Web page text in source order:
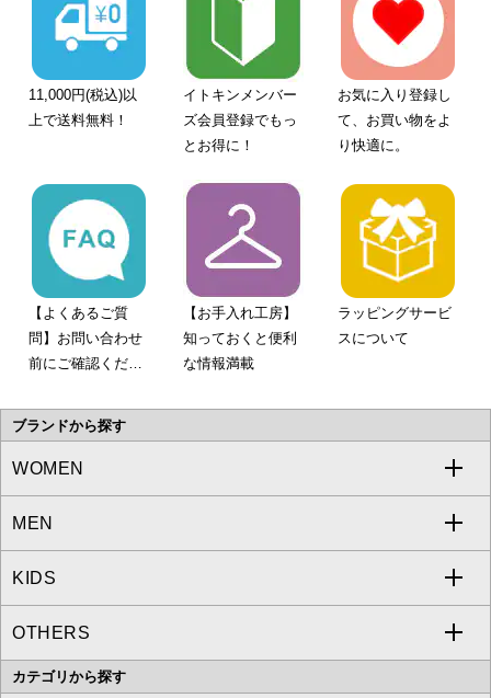
11,000円(税込)以
上で送料無料！
イトキンメンバー
ズ会員登録でもっ
とお得に！
お気に入り登録し
て、お買い物をよ
り快適に。
【よくあるご質
問】お問い合わせ
前にご確認くださ
【お手入れ工房】
知っておくと便利
な情報満載
ラッピングサービ
スについて
ブランドから探す
WOMEN
a.v.v
MICHEL KLEIN
MK MICHEL KLEIN
OFUON le MK
MEN
a.v.v
MICHEL KLEIN HOMME
MK MICHEL KLEIN HOMME
KIDS
a.v.v
OTHERS
MK MICHEL KLEIN BAG
カテゴリから探す